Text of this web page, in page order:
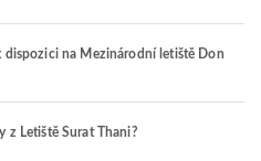
dispozici na Mezinárodní letiště Don
z Letiště Surat Thani?